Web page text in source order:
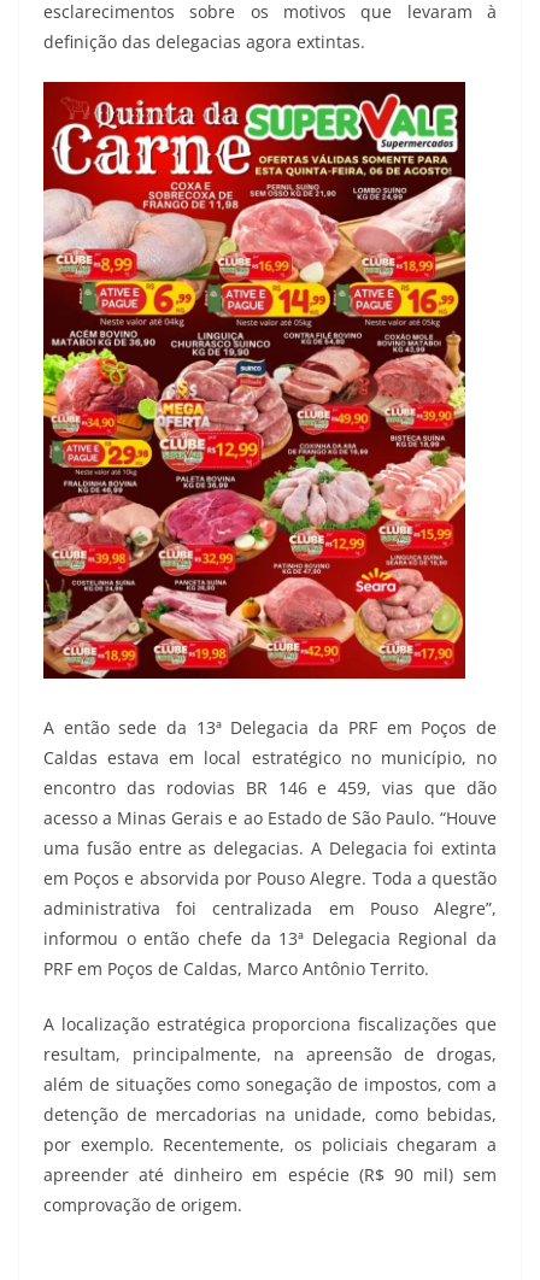
esclarecimentos sobre os motivos que levaram à
definição das delegacias agora extintas.
A então sede da 13ª Delegacia da PRF em Poços de
Caldas estava em local estratégico no município, no
encontro das rodovias BR 146 e 459, vias que dão
acesso a Minas Gerais e ao Estado de São Paulo. “Houve
uma fusão entre as delegacias. A Delegacia foi extinta
em Poços e absorvida por Pouso Alegre. Toda a questão
administrativa foi centralizada em Pouso Alegre”,
informou o então chefe da 13ª Delegacia Regional da
PRF em Poços de Caldas, Marco Antônio Territo.
A localização estratégica proporciona fiscalizações que
resultam, principalmente, na apreensão de drogas,
além de situações como sonegação de impostos, com a
detenção de mercadorias na unidade, como bebidas,
por exemplo. Recentemente, os policiais chegaram a
apreender até dinheiro em espécie (R$ 90 mil) sem
comprovação de origem.